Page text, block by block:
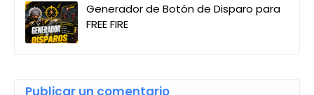
Generador de Botón de Disparo para
FREE FIRE
Publicar un comentario